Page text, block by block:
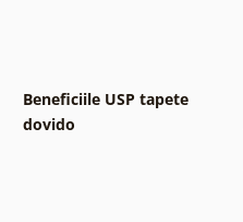
Beneficiile USP tapete
dovido